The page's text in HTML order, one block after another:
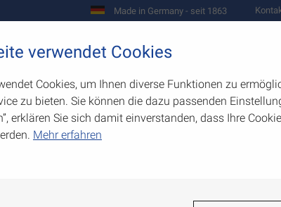
Made in Germany - seit 1863
Werkzeugbau
verwendet Cookies
Cookies, um Ihnen diverse Funktionen zu
zu bieten. Sie können die dazu passenden
erklären Sie sich damit einverstanden, dass Ihre
Mehr erfahren